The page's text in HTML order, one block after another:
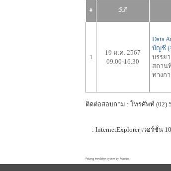
# วันที่
1
19 ม.ค. 2567
09.00-16.30
Data
บัญชี (
บรรย
สถาน
ทางก
ติดต่อสอบถาม : โทรศัพท์ (02)
: InternetExplorer เวอร์ชั่น
FaLang translation system by Faboba